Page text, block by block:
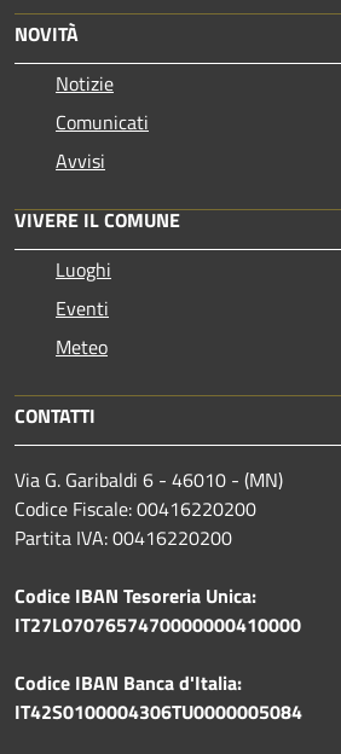
NOVITÀ
Notizie
Comunicati
Avvisi
VIVERE IL COMUNE
Luoghi
Eventi
Meteo
CONTATTI
Via G. Garibaldi 6 - 46010 - (MN)
Codice Fiscale: 00416220200
Partita IVA: 00416220200
Codice IBAN Tesoreria Unica:
IT27L0707657470000000410000
Codice IBAN Banca d'Italia:
IT42S0100004306TU0000005084